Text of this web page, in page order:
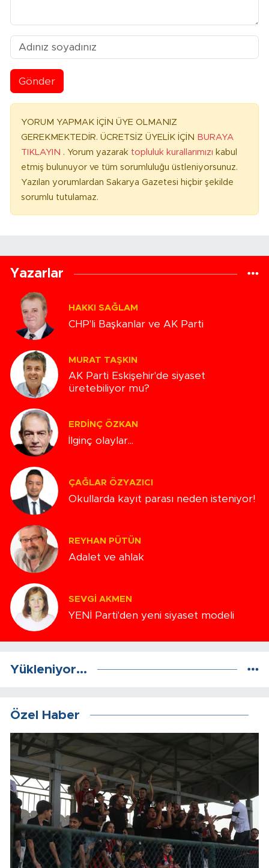
Gönder
YORUM YAPMAK İÇİN ÜYE OLMANIZ
GEREKMEKTEDİR. ÜCRETSİZ ÜYELİK İÇİN BURAYA
TIKLAYIN . Yorum yazarak topluluk kurallarımızı kabul
etmiş bulunuyor ve tüm sorumluluğu üstleniyorsunuz.
Yazılan yorumlardan Sakarya Gazetesi hiçbir şekilde
sorumlu tutulamaz.
Yazarlar
HAKKI SAĞLAM
CHP'li Başkanlar ve AK Parti
MURAT TAŞKIN
AK Parti Eskişehir'de siyaset
üretebiliyor mu?
ERDINÇ ÖZKAN
İlginç olaylar...
ÇAĞLAR ÖZYAZICI
Okullarda kayıt parası neden isteniyor!
REYHAN PÜTÜN
Adalet ve ahlak
SEVGI AKMEN
YENİ Parti'den yeni siyaset modeli
Yükleniyor...
Özel Haber